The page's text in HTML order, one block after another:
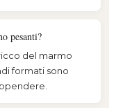
pesanti?
del marmo
formati sono